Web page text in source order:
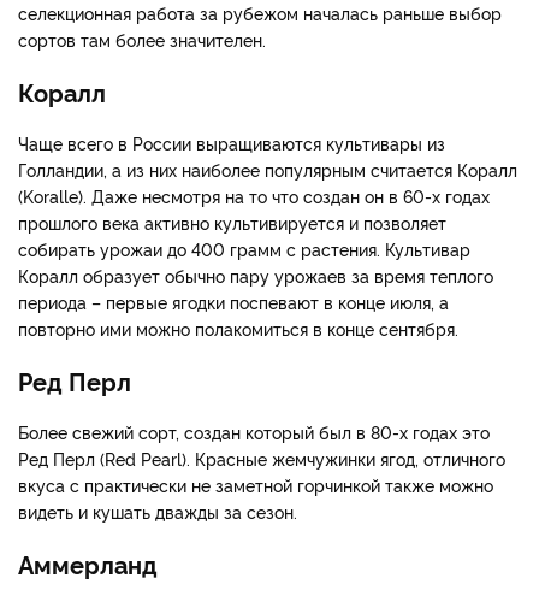
селекционная работа за рубежом началась раньше выбор
сортов там более значителен.
Коралл
Чаще всего в России выращиваются культивары из
Голландии, а из них наиболее популярным считается Коралл
(Koralle). Даже несмотря на то что создан он в 60-х годах
прошлого века активно культивируется и позволяет
собирать урожаи до 400 грамм с растения. Культивар
Коралл образует обычно пару урожаев за время теплого
периода – первые ягодки поспевают в конце июля, а
повторно ими можно полакомиться в конце сентября.
Ред Перл
Более свежий сорт, создан который был в 80-х годах это
Ред Перл (Red Pearl). Красные жемчужинки ягод, отличного
вкуса с практически не заметной горчинкой также можно
видеть и кушать дважды за сезон.
Аммерланд